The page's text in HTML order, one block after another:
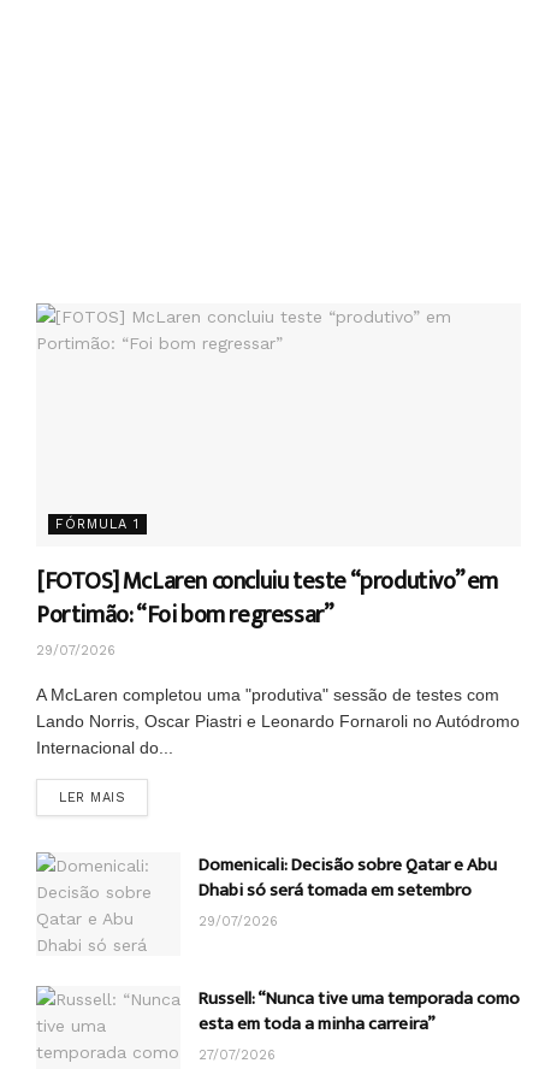
FÓRMULA 1
[FOTOS] McLaren concluiu teste “produtivo” em
Portimão: “Foi bom regressar”
29/07/2026
A McLaren completou uma "produtiva" sessão de testes com
Lando Norris, Oscar Piastri e Leonardo Fornaroli no Autódromo
Internacional do...
LER MAIS
Domenicali: Decisão sobre Qatar e Abu
Dhabi só será tomada em setembro
29/07/2026
Russell: “Nunca tive uma temporada como
esta em toda a minha carreira”
27/07/2026